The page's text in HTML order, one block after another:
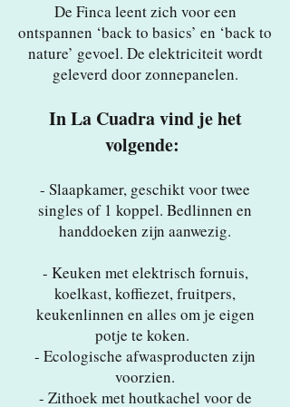
De Finca leent zich voor een
ontspannen ‘back to basics’ en ‘back to
nature’ gevoel. De elektriciteit wordt
geleverd door zonnepanelen.
In La Cuadra vind je het
volgende:
- Slaapkamer, geschikt voor twee
singles of 1 koppel. Bedlinnen en
handdoeken zijn aanwezig.
- Keuken met elektrisch fornuis,
koelkast, koffiezet, fruitpers,
keukenlinnen en alles om je eigen
potje te koken.
- Ecologische afwasproducten zijn
voorzien.
- Zithoek met houtkachel voor de